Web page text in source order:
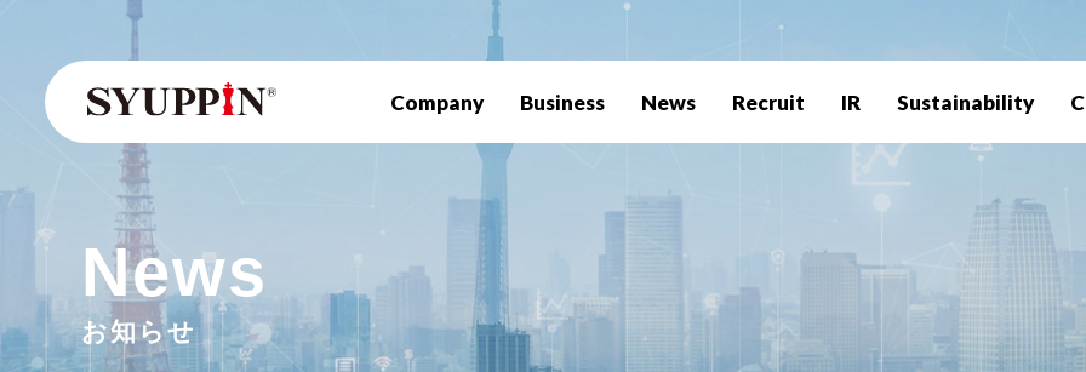
Company Business News Recruit IR Sustainability
News
お知らせ